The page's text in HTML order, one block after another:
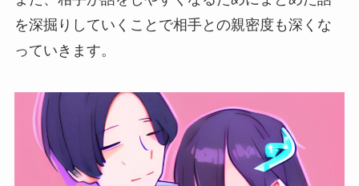
を深掘りしていくことで相手との親密度も深くな
っていきます。